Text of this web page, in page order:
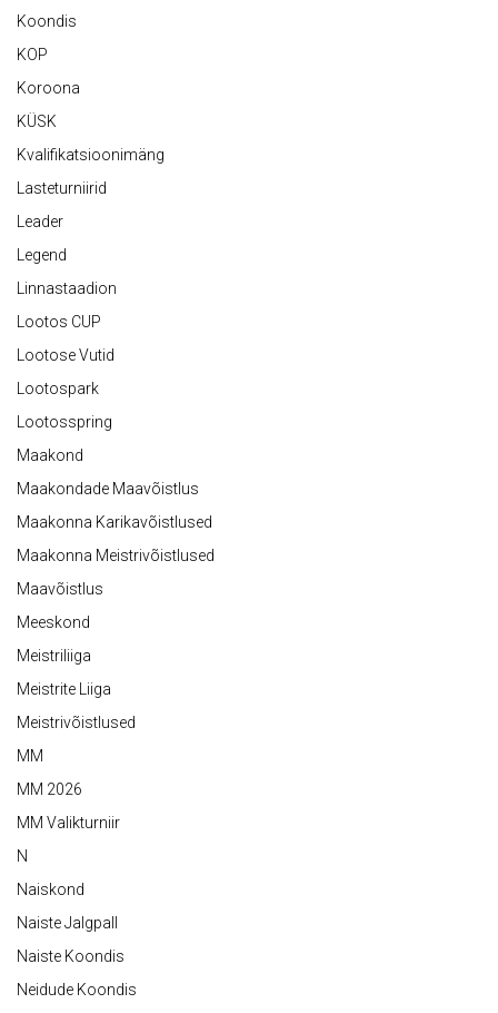
Koondis
KOP
Koroona
KÜSK
Kvalifikatsioonimäng
Lasteturniirid
Leader
Legend
Linnastaadion
Lootos CUP
Lootose Vutid
Lootospark
Lootosspring
Maakond
Maakondade Maavõistlus
Maakonna Karikavõistlused
Maakonna Meistrivõistlused
Maavõistlus
Meeskond
Meistriliiga
Meistrite Liiga
Meistrivõistlused
MM
MM 2026
MM Valikturniir
N
Naiskond
Naiste Jalgpall
Naiste Koondis
Neidude Koondis